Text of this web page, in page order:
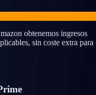
obtenemos ingresos
sin coste extra para